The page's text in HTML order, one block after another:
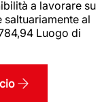
a lavorare su
al
Luogo di